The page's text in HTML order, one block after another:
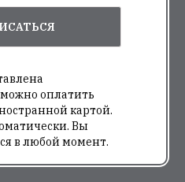
оплатить
картой.
Вы
в любой момент.